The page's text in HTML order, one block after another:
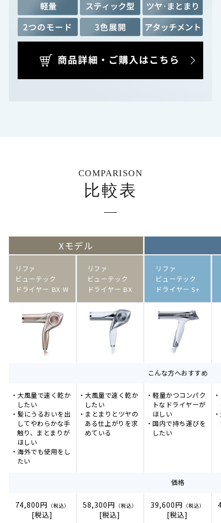
COMPARISON
比較表
Xモデル
リファ
ビューテック
ドライヤー BX W
リファ
ビューテック
ドライヤー BX
リファ
ビューテック
ドライヤー S+
こんな方へおすすめ
・大風量で速く乾か
したい
・髪にうるおいを出
してやわらかな手
触り、まとまりが
ほしい
・海外でも使用をし
たい
・大風量で速く乾か
したい
・まとまりとツヤの
ある仕上がりを求
めている
・軽量かつコンパク
トなドライヤーが
ほしい
・国内で持ち運びを
したい
価格
74,800円 （税込） 58,300円 （税込） 39,600円 （税込）